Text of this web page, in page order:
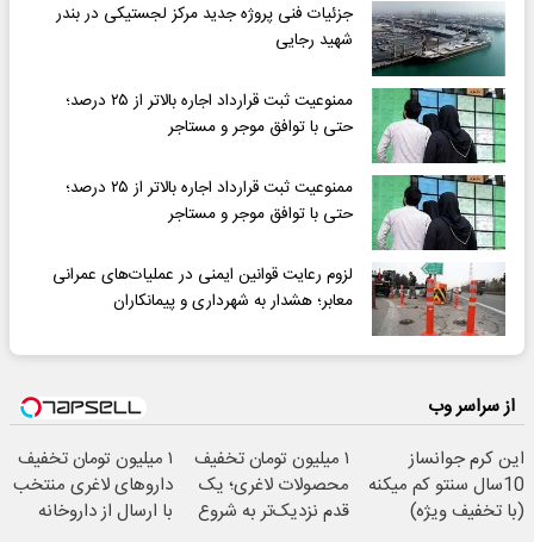
جزئیات فنی پروژه جدید مرکز لجستیکی در بندر
شهید رجایی
ممنوعیت ثبت قرارداد اجاره بالاتر از ۲۵ درصد؛
حتی با توافق موجر و مستاجر
ممنوعیت ثبت قرارداد اجاره بالاتر از ۲۵ درصد؛
حتی با توافق موجر و مستاجر
لزوم رعایت قوانین ایمنی در عملیات‌های عمرانی
معابر؛ هشدار به شهرداری و پیمانکاران
از سراسر وب
این کرم جوانساز
10سال سنتو کم میکنه
(با تخفیف ویژه)
۱ میلیون تومان تخفیف
محصولات لاغری؛ یک
قدم نزدیک‌تر به شروع
۱ میلیون تومان تخفیف
داروهای لاغری منتخب
با ارسال از داروخانه